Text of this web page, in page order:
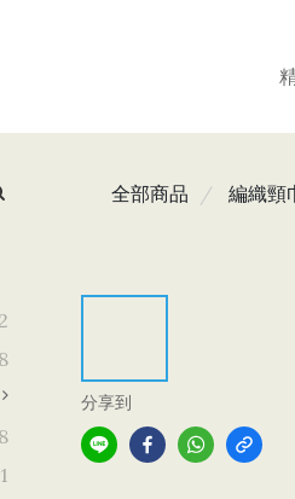
8
全部商品 編織頸
分享到